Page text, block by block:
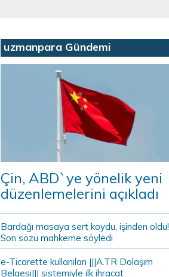
uzmanpara Gündemi
Çin, ABD`ye yönelik yeni
düzenlemelerini açıkladı
Bardağı masaya sert koydu, işinden oldu!
Son sözü mahkeme söyledi
e-Ticarette kullanılan |||A.TR Dolaşım
Belgesi||| sistemiyle ilk ihracat